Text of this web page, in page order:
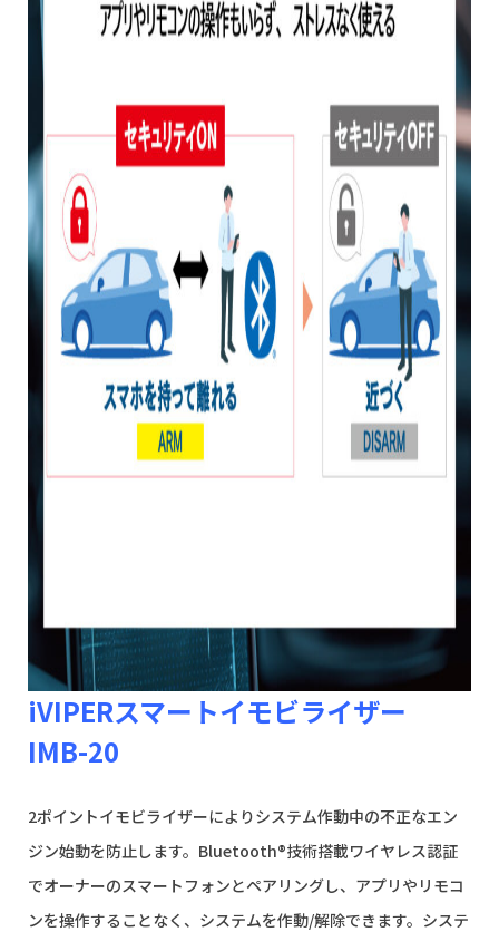
iVIPERスマートイモビライザー
IMB-20
2ポイントイモビライザーによりシステム作動中の不正なエン
ジン始動を防止します。Bluetooth®技術搭載ワイヤレス認証
でオーナーのスマートフォンとペアリングし、アプリやリモコ
ンを操作することなく、システムを作動/解除できます。システ